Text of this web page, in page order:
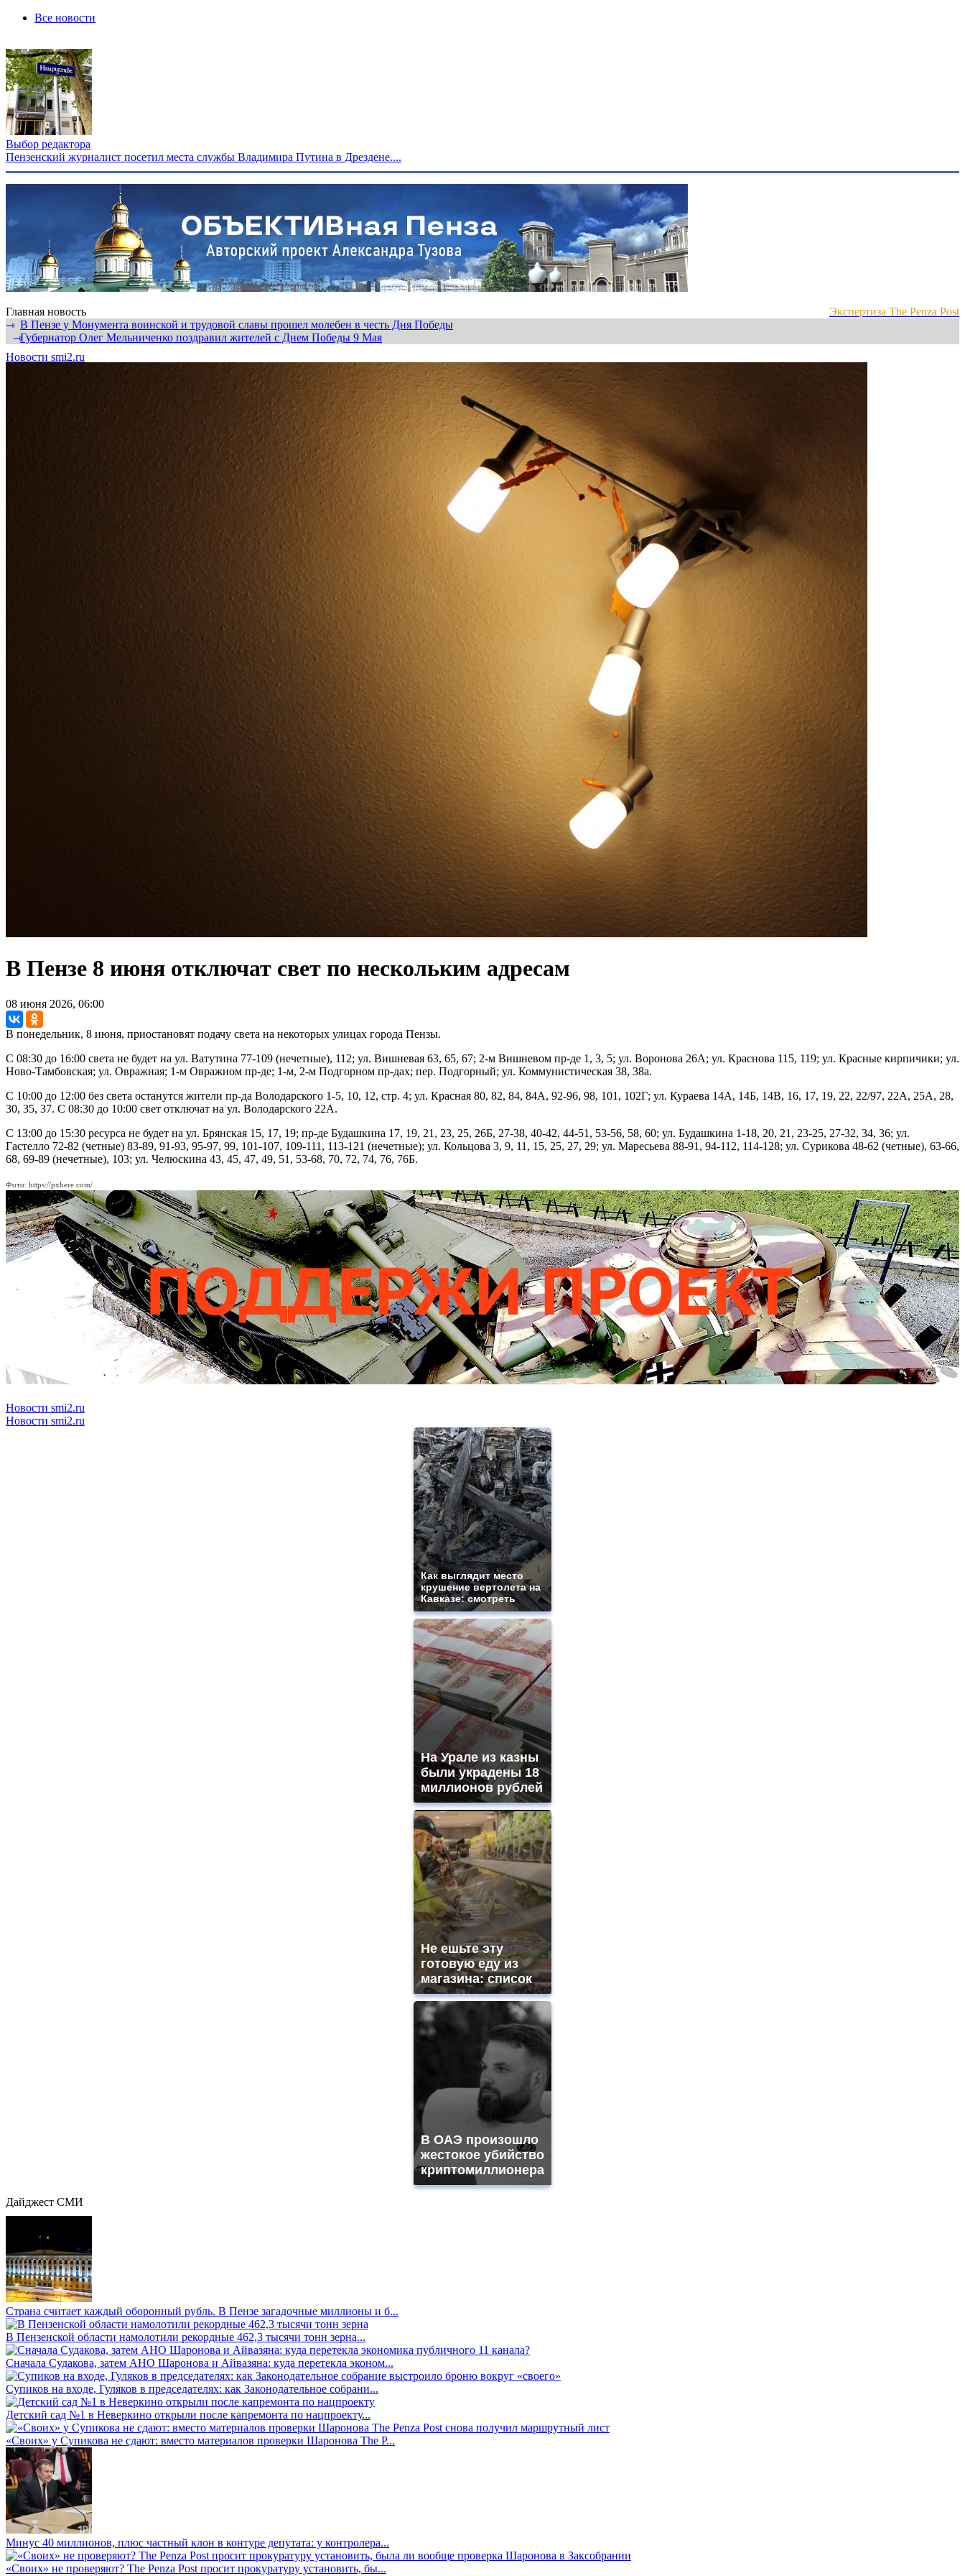
Все новости
Выбор редактора
Пензенский журналист посетил места службы Владимира Путина в Дрездене....
Главная новость
Экспертиза The Penza Post
⇾ В Пензе у Монумента воинской и трудовой славы прошел молебен в честь Дня Победы
⇾Губернатор Олег Мельниченко поздравил жителей с Днем Победы 9 Мая
Новости smi2.ru
В Пензе 8 июня отключат свет по нескольким адресам
08 июня 2026, 06:00
В понедельник, 8 июня, приостановят подачу света на некоторых улицах города Пензы.
С 08:30 до 16:00 света не будет на ул. Ватутина 77-109 (нечетные), 112; ул. Вишневая 63, 65, 67; 2-м Вишневом пр-де 1, 3, 5; ул. Воронова 26А; ул. Краснова 115, 119; ул. Красные кирпичики; ул.
Ново-Тамбовская; ул. Овражная; 1-м Овражном пр-де; 1-м, 2-м Подгорном пр-дах; пер. Подгорный; ул. Коммунистическая 38, 38а.
С 10:00 до 12:00 без света останутся жители пр-да Володарского 1-5, 10, 12, стр. 4; ул. Красная 80, 82, 84, 84А, 92-96, 98, 101, 102Г; ул. Кураева 14А, 14Б, 14В, 16, 17, 19, 22, 22/97, 22А, 25А, 28,
30, 35, 37. С 08:30 до 10:00 свет отключат на ул. Володарского 22А.
С 13:00 до 15:30 ресурса не будет на ул. Брянская 15, 17, 19; пр-де Будашкина 17, 19, 21, 23, 25, 26Б, 27-38, 40-42, 44-51, 53-56, 58, 60; ул. Будашкина 1-18, 20, 21, 23-25, 27-32, 34, 36; ул.
Гастелло 72-82 (четные) 83-89, 91-93, 95-97, 99, 101-107, 109-111, 113-121 (нечетные); ул. Кольцова 3, 9, 11, 15, 25, 27, 29; ул. Маресьева 88-91, 94-112, 114-128; ул. Сурикова 48-62 (четные), 63-66,
68, 69-89 (нечетные), 103; ул. Челюскина 43, 45, 47, 49, 51, 53-68, 70, 72, 74, 76, 76Б.
Фото: https://pxhere.com/
Новости smi2.ru
Новости smi2.ru
Как выглядит место
крушение вертолета на
Кавказе: смотреть
На Урале из казны
были украдены 18
миллионов рублей
Не ешьте эту
готовую еду из
магазина: список
В ОАЭ произошло
жестокое убийство
криптомиллионера
Дайджест СМИ
Страна считает каждый оборонный рубль. В Пензе загадочные миллионы и б...
В Пензенской области намолотили рекордные 462,3 тысячи тонн зерна...
Сначала Судакова, затем АНО Шаронова и Айвазяна: куда перетекла эконом...
Супиков на входе, Гуляков в председателях: как Законодательное собрани...
Детский сад №1 в Неверкино открыли после капремонта по нацпроекту...
«Своих» у Супикова не сдают: вместо материалов проверки Шаронова The P...
Минус 40 миллионов, плюс частный клон в контуре депутата: у контролера...
«Своих» не проверяют? The Penza Post просит прокуратуру установить, бы...